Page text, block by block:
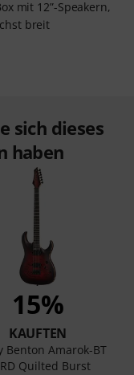
mit 12”-Speakern,
breit
sich dieses
haben
15%
KAUFTEN
Benton Amarok-BT
Quilted Burst